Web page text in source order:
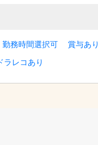
勤務時間選択可 賞与あり
ラレコあり